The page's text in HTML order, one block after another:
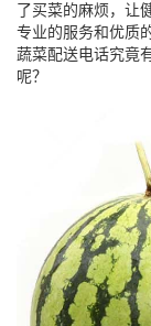
了买菜的麻烦，让
专业的服务和优质
蔬菜配送电话究竟
呢？